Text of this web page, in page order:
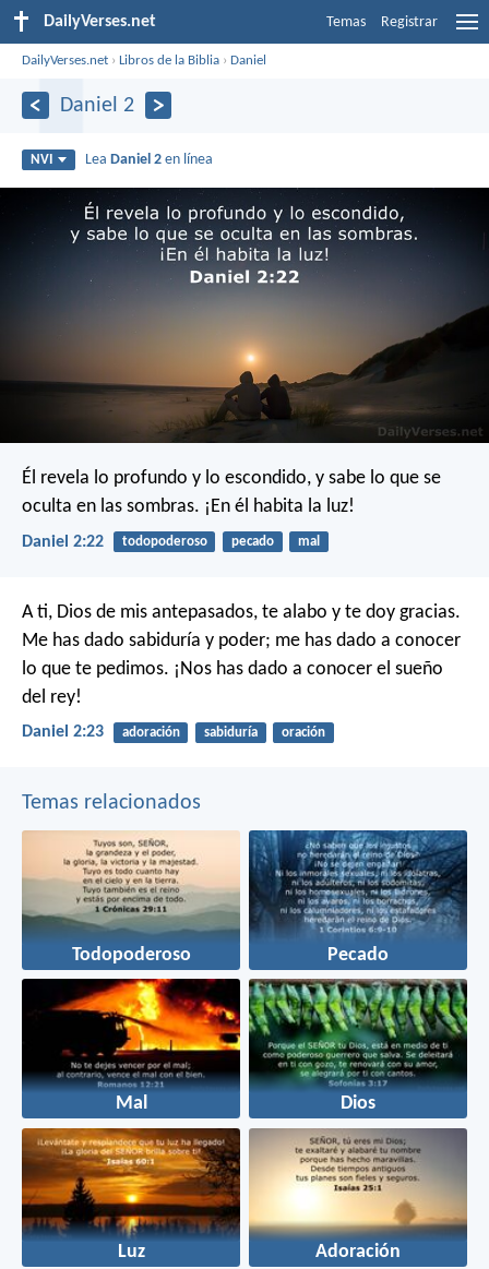
DailyVerses.net Temas Registrar
DailyVerses.net ›Libros de la Biblia ›Daniel
Daniel 2
NVI Lea Daniel 2 en línea
Él revela lo profundo y lo escondido, y sabe lo que se
oculta en las sombras. ¡En él habita la luz!
Daniel 2:22 todopoderoso pecado mal
A ti, Dios de mis antepasados, te alabo y te doy gracias.
Me has dado sabiduría y poder; me has dado a conocer
lo que te pedimos. ¡Nos has dado a conocer el sueño
del rey!
Daniel 2:23 adoración sabiduría oración
Temas relacionados
Todopoderoso Pecado
Mal Dios
Luz Adoración